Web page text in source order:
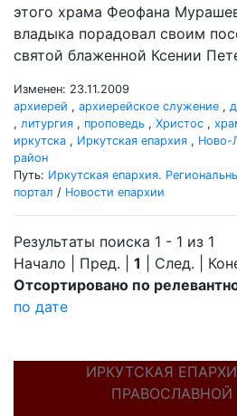
этого храма Феофана
владыка порадовал своим
святой блаженной Ксении
Изменен: 23.11.2009
архиерей , архиерейское служение ,
, литургия , проповедь , Христос ,
иркутска , Иркутская епархия , Ново-
район
Путь: Иркутская епархия.
портал / Новости епархии
Результаты поиска 1 - 1 из 1
Начало | Пред. | 1 | След. |
Отсортировано по
по дате
ИРКУТСКАЯ
ПРАВОСЛАВНОЙ